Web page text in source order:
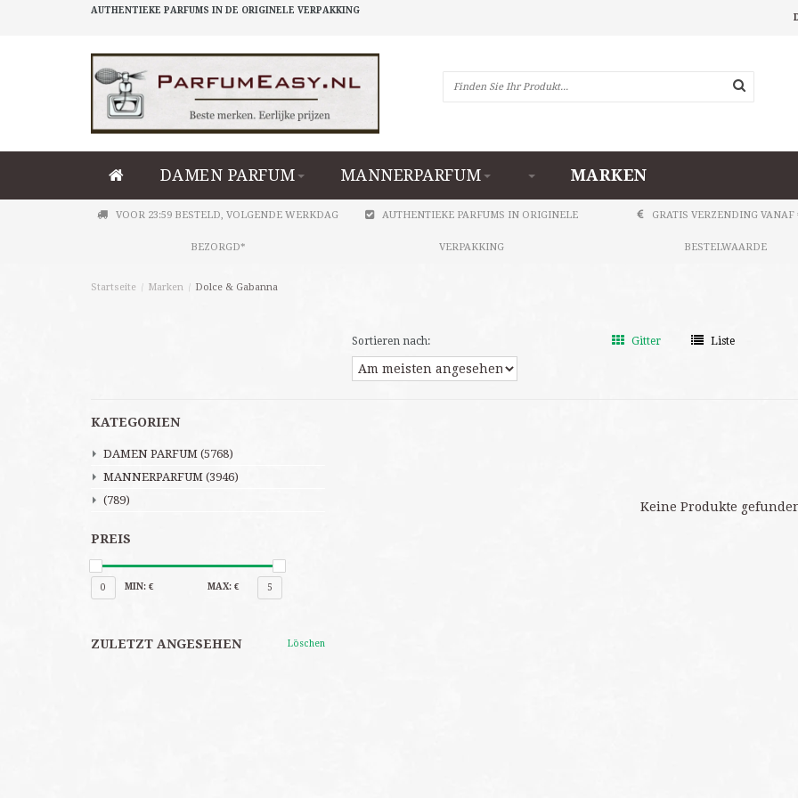
AUTHENTIEKE PARFUMS IN DE ORIGINELE VERPAKKING
DAMEN PARFUM MANNERPARFUM MARKEN
VOOR 23:59 BESTELD, VOLGENDE WERKDAG
BEZORGD*
AUTHENTIEKE PARFUMS IN ORIGINELE
VERPAKKING
GRATIS VERZENDING VANAF
BESTELWAARDE
Startseite / Marken / Dolce & Gabanna
Sortieren nach: Gitter Liste
KATEGORIEN
DAMEN PARFUM (5768)
MANNERPARFUM (3946)
(789)
PREIS
0 MIN: € MAX: € 5
ZULETZT ANGESEHEN Löschen
Keine Produkte